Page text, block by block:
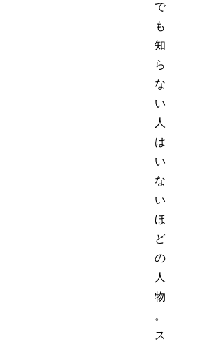
で
も
知
ら
な
い
人
は
い
な
い
ほ
ど
の
人
物
。
ス